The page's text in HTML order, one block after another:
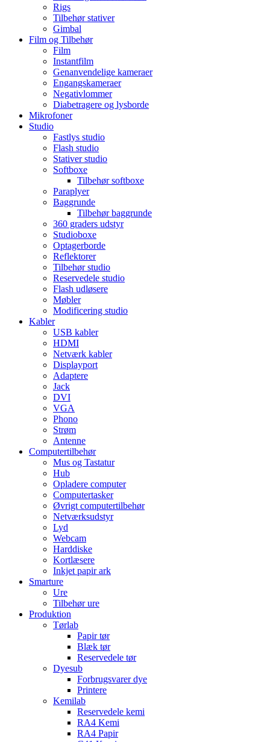
Rigs
Tilbehør stativer
Gimbal
Film og Tilbehør
Film
Instantfilm
Genanvendelige kameraer
Engangskameraer
Negativlommer
Diabetragere og lysborde
Mikrofoner
Studio
Fastlys studio
Flash studio
Stativer studio
Softboxe
Tilbehør softboxe
Paraplyer
Baggrunde
Tilbehør baggrunde
360 graders udstyr
Studioboxe
Optagerborde
Reflektorer
Tilbehør studio
Reservedele studio
Flash udløsere
Møbler
Modificering studio
Kabler
USB kabler
HDMI
Netværk kabler
Displayport
Adaptere
Jack
DVI
VGA
Phono
Strøm
Antenne
Computertilbehør
Mus og Tastatur
Hub
Opladere computer
Computertasker
Øvrigt computertilbehør
Netværksudstyr
Lyd
Webcam
Harddiske
Kortlæsere
Inkjet papir ark
Smarture
Ure
Tilbehør ure
Produktion
Tørlab
Papir tør
Blæk tør
Reservedele tør
Dyesub
Forbrugsvarer dye
Printere
Kemilab
Reservedele kemi
RA4 Kemi
RA4 Papir